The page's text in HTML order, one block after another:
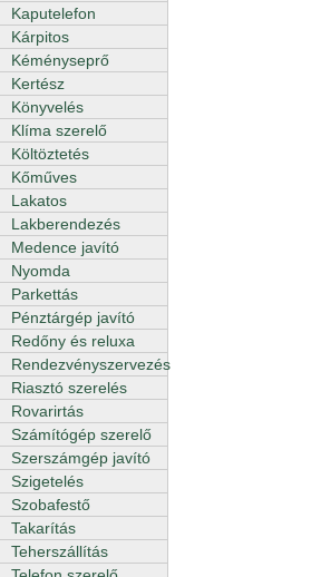
Kaputelefon
Kárpitos
Kéményseprő
Kertész
Könyvelés
Klíma szerelő
Költöztetés
Kőműves
Lakatos
Lakberendezés
Medence javító
Nyomda
Parkettás
Pénztárgép javító
Redőny és reluxa
Rendezvényszervezés
Riasztó szerelés
Rovarirtás
Számítógép szerelő
Szerszámgép javító
Szigetelés
Szobafestő
Takarítás
Teherszállítás